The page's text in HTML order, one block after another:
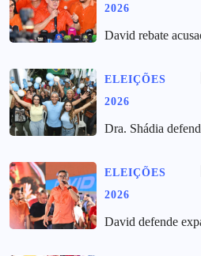
2026
David rebate
ELEIÇÕES
2026
Dra. Shádia
ELEIÇÕES
2026
David defende